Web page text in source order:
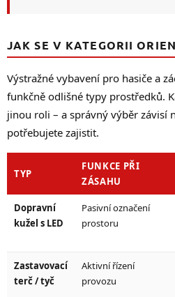
JAK SE V KATEGORII
Výstražné vybavení pro hasiče a
funkčně odlišné typy prostředků.
jinou roli – a správný výběr závisí
potřebujete zajistit.
TYP
FUNKCE PŘI
ZÁSAHU
Dopravní
kužel s LED
Pasivní označení
prostoru
Zastavovací
terč / tyč
Aktivní řízení
provozu